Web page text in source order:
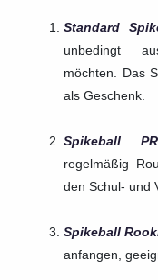
Standard
unbedingt
möchten. Das
als Geschenk.
Spikeball
regelmäßig
den Schul- und
Spikeball
anfangen,